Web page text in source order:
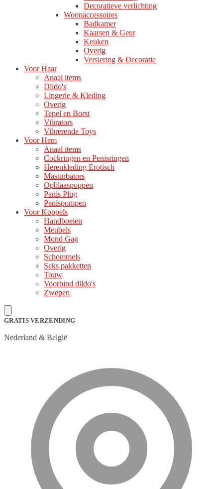
Decoratieve verlichting
Woonaccessoires
Badkamer
Kaarsen & Geur
Keuken
Overig
Versiering & Decoratie
Voor Haar
Anaal items
Dildo's
Lingerie & Kleding
Overig
Tepel en Borst
Vibrators
Vibrerende Toys
Voor Hem
Anaal items
Cockringen en Penisringen
Herenkleding Erotisch
Masturbators
Opblaaspoppen
Penis Plug
Penispompen
Voor Koppels
Handboeien
Meubels
Mond Gag
Overig
Schommels
Seks pakketten
Touw
Voorbind dildo's
Zwepen
GRATIS VERZENDING
Nederland & België